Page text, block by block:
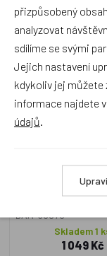
Zboží se
BAAGL
Wave
BAA-36076
Skladem 1
1 049 Kč
přizpůsobený
analyzovat
sdílíme se svými
Jejich nastavení
kdykoliv jej můžete
informace najdete
údajů